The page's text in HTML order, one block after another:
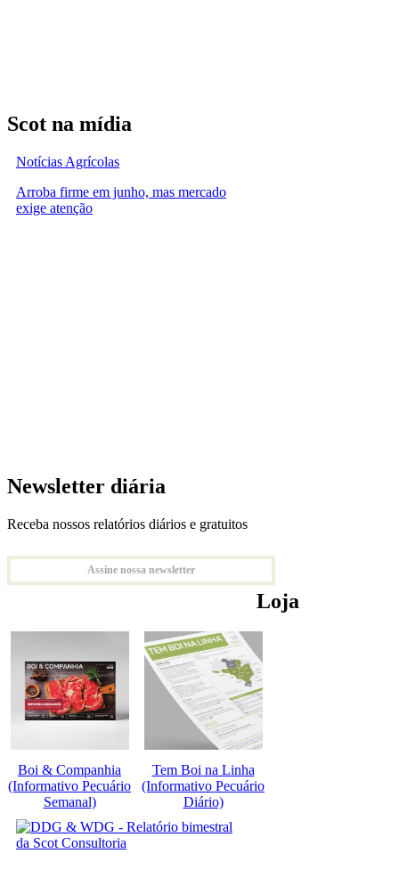
Scot na mídia
Notícias Agrícolas
Arroba firme em junho, mas mercado
exige atenção
Newsletter diária
Receba nossos relatórios diários e gratuitos
Assine nossa newsletter
Loja
Boi & Companhia
(Informativo Pecuário
Semanal)
Tem Boi na Linha
(Informativo Pecuário
Diário)